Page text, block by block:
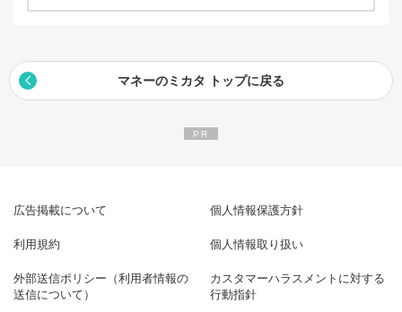
マネーのミカタ トップに戻る
広告掲載について 個人情報保護方針
利用規約 個人情報取り扱い
外部送信ポリシー（利用者情報の
送信について）
カスタマーハラスメントに対する
行動指針